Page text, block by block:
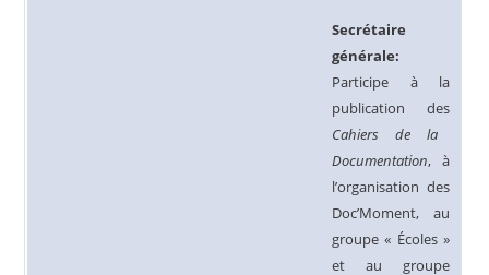
Secrétaire
générale:
Participe à la
publication des
Cahiers de la
Documentation, à
l’organisation des
Doc’Moment, au
groupe « Écoles »
et au groupe